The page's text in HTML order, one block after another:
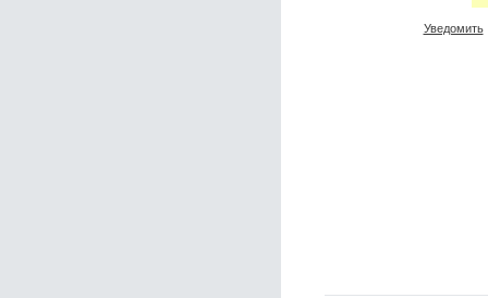
Уведомить